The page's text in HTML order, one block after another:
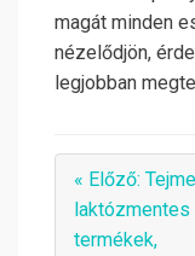
magát minden
nézelődjön,
legjobban
« Előző:
laktózmentes
termékek,